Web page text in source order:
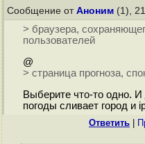
Сообщение от Аноним (1),
> браузера,
пользователей
@
> страница прогноза,
Выберите что-то одно.
погоды сливает город и
Ответить